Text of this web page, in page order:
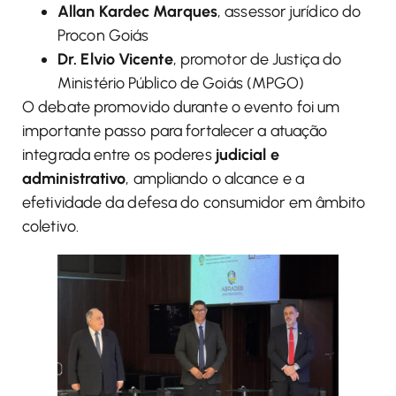
Allan Kardec Marques, assessor jurídico do
Procon Goiás
Dr. Elvio Vicente, promotor de Justiça do
Ministério Público de Goiás (MPGO)
O debate promovido durante o evento foi um
importante passo para fortalecer a atuação
integrada entre os poderes judicial e
administrativo, ampliando o alcance e a
efetividade da defesa do consumidor em âmbito
coletivo.